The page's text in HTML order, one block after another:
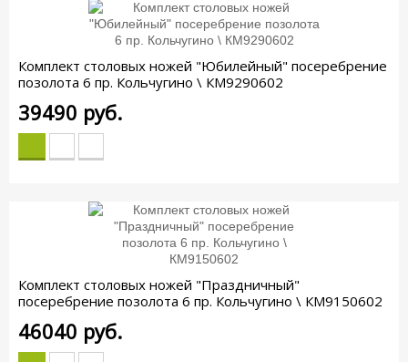
Комплект столовых ножей "Юбилейный" посеребрение
позолота 6 пр. Кольчугино \ КМ9290602
39490 руб.
Комплект столовых ножей "Праздничный"
посеребрение позолота 6 пр. Кольчугино \ КМ9150602
46040 руб.